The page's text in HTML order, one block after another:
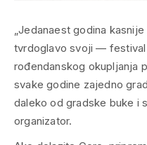
„Jedanaest godina
tvrdoglavo svoji —
rođendanskog okupljanja
svake godine zajedno
daleko od gradske buke i
organizator.